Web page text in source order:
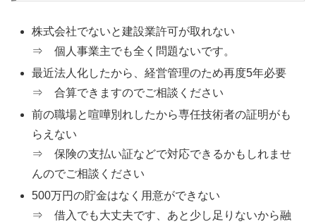
株式会社でないと建設業許可が取れない
⇒ 個人事業主でも全く問題ないです。
最近法人化したから、経営管理のため再度5年必要
⇒ 合算できますのでご相談ください
前の職場と喧嘩別れしたから専任技術者の証明がも
らえない
⇒ 保険の支払い証などで対応できるかもしれませ
んのでご相談ください
500万円の貯金はなく用意ができない
⇒ 借入でも大丈夫です、あと少し足りないから融